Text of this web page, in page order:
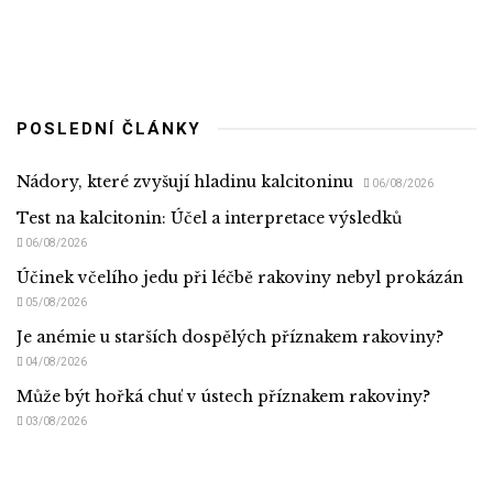
POSLEDNÍ ČLÁNKY
Nádory, které zvyšují hladinu kalcitoninu 06/08/2026
Test na kalcitonin: Účel a interpretace výsledků
06/08/2026
Účinek včelího jedu při léčbě rakoviny nebyl prokázán
05/08/2026
Je anémie u starších dospělých příznakem rakoviny?
04/08/2026
Může být hořká chuť v ústech příznakem rakoviny?
03/08/2026